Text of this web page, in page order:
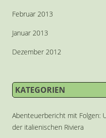
Februar 2013
Januar 2013
Dezember 2012
KATEGORIEN
Abenteuerbericht mit Folgen:
der italienischen Riviera